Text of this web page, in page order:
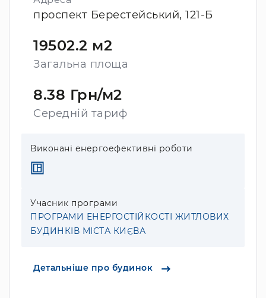
проспект Берестейський, 121-Б
19502.2 м2
Загальна площа
8.38 Грн/м2
Середній тариф
Виконані енергоефективні роботи
Учасник програми
ПРОГРАМИ ЕНЕРГОСТІЙКОСТІ ЖИТЛОВИХ
БУДИНКІВ МІСТА КИЄВА
Детальніше про будинок